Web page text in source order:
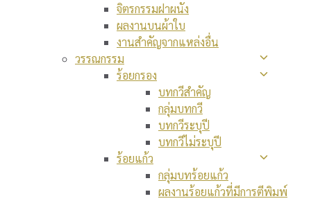
จิตรกรรมฝาผนัง
ผลงานบนผ้าใบ
งานสำคัญจากแหล่งอื่น
วรรณกรรม
ร้อยกรอง
บทกวีสำคัญ
กลุ่มบทกวี
บทกวีระบุปี
บทกวีไม่ระบุปี
ร้อยแก้ว
กลุ่มบทร้อยแก้ว
ผลงานร้อยแก้วที่มีการตีพิมพ์